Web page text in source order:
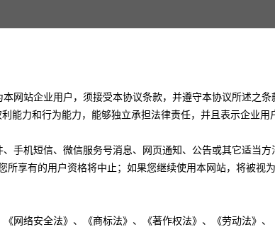
网站企业用户，须接受本协议条款，并遵守本协议所述之
能力和行为能力，能够独立承担法律责任，并且表示企业
手机短信、微信服务号消息、网页通知、公告或其它适当
享有的用户资格将中止；如果您继续使用本网站，将被视
网络安全法》、《商标法》、《著作权法》、《劳动法》